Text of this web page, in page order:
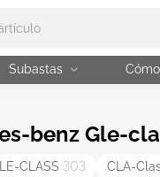
Subastas
benz Gle-
CLASS 303 CLA-